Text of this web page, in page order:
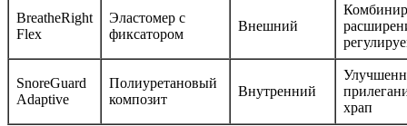
BreatheRight
Flex
Эластомер с
фиксатором
Внешний
SnoreGuard
Adaptive
Полиуретановый
композит
Внутренний
храп